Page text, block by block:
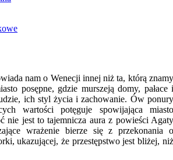
nam o Wenecji innej niż ta, którą znamy
posępne, gdzie murszeją domy, pałace i
ich styl życia i zachowanie. Ów ponury
wartości potęguje spowijająca miasto
nie jest to tajemnicza aura z powieści Agaty
wrażenie bierze się z przekonania o
ukazującej, że przestępstwo jest bliżej, niż